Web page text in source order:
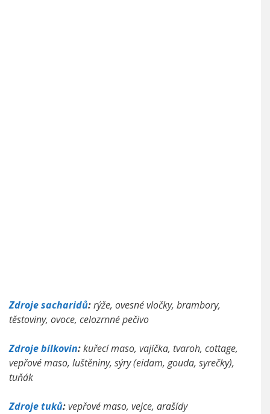
Zdroje sacharidů:rýže, ovesné vločky, brambory,
těstoviny, ovoce, celozrnné pečivo
Zdroje bílkovin:kuřecí maso, vajíčka, tvaroh, cottage,
vepřové maso, luštěniny, sýry (eidam, gouda, syrečky),
tuňák
Zdroje tuků:vepřové maso, vejce, arašídy